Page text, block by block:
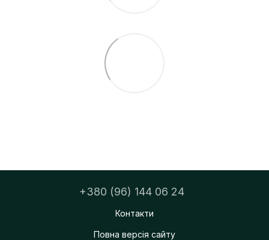
+380 (96) 144 06 24
Контакти
Повна версія сайту